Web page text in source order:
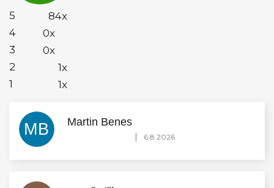
5
84x
4
0x
3
0x
2
1x
1
1x
MB Martin Benes
Hodnocení obchodu je 5 z 5 hvězdiček.
| 6.8.2026